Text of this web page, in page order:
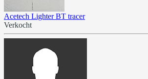
Acetech Lighter BT tracer
Verkocht